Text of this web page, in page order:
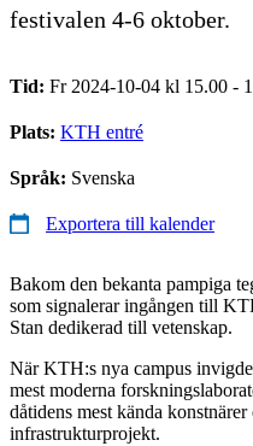
festivalen 4-6 oktober.
Tid: Fr 2024-10-04 kl 15.00 -
Plats: KTH entré
Språk: Svenska
Exportera till kalender
Bakom den bekanta pampiga
som signalerar ingången till
Stan dedikerad till vetenskap.
När KTH:s nya campus
mest moderna
dåtidens mest kända
infrastrukturprojekt.